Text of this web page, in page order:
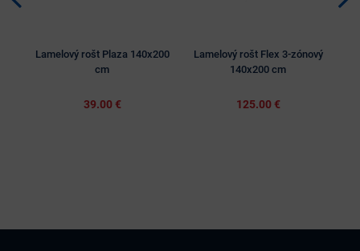
Lamelový rošt Plaza 140x200
cm
39.00 €
Lamelový rošt Flex 3-zónový
140x200 cm
125.00 €